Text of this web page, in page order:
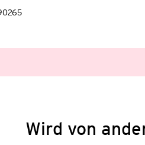
Wird von